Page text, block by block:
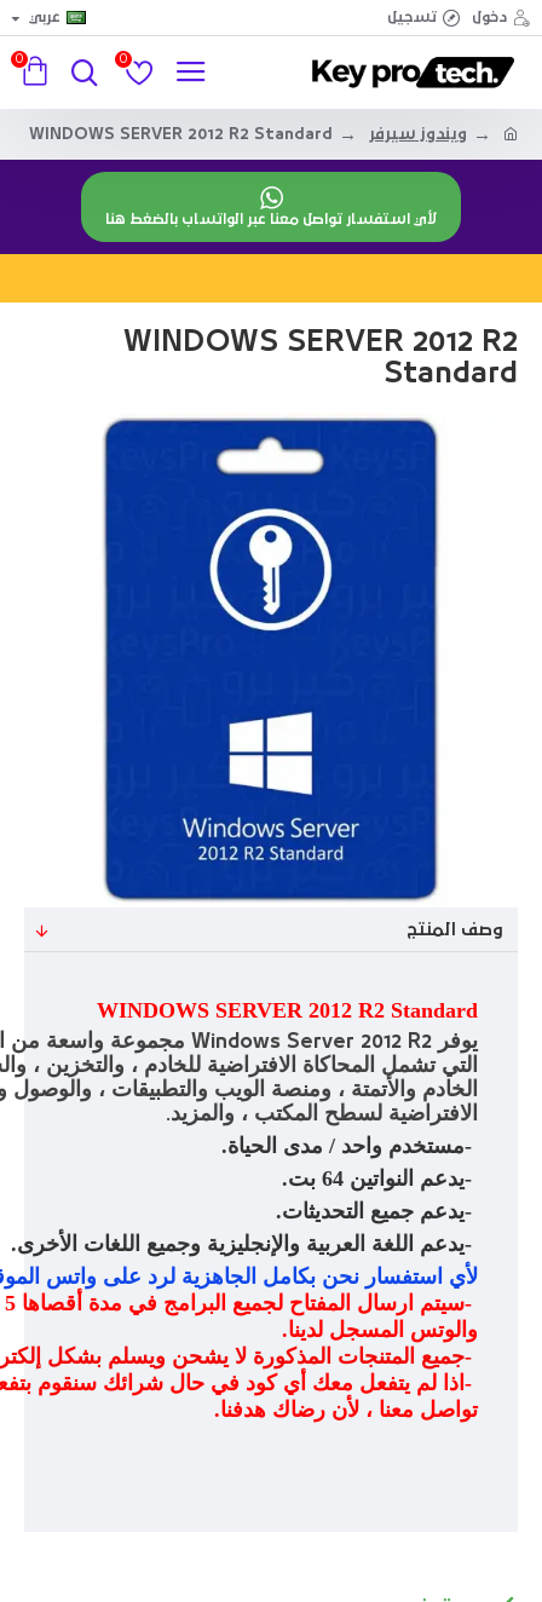
دخول تسجيل عربي
0
0
ويندوز سيرفر WINDOWS SERVER 2012 R2 Standard
لأي استفسار تواصل معنا عبر الواتساب بالضغط هنا
WINDOWS SERVER 2012 R2
Standard
وصف المنتج
WINDOWS SERVER 2012 R2 Standard
يوفر
مجموعة واسعة من
التي تشمل المحاكاة الافتراضية للخادم ، والتخزين ،
الخادم والأتمتة ، ومنصة الويب والتطبيقات ، والوصول
الافتراضية لسطح المكتب ، والمزيد.
-مستخدم واحد / مدى الحياة.
-يدعم النواتين 64 بت
.
-يدعم جميع التحديثات.
-يدعم اللغة العربية والإنجليزية وجميع اللغات الأخرى.
لأي استفسار نحن بكامل الجاهزية لرد على واتس
-
والوتس المسجل لدينا.
-جميع المتنجات المذكورة لا يشحن ويسلم بشكل
- اذا لم يتفعل معك أي كود في حال شرائك سنقوم
تواصل معنا ، لأن رضاك هدفنا.